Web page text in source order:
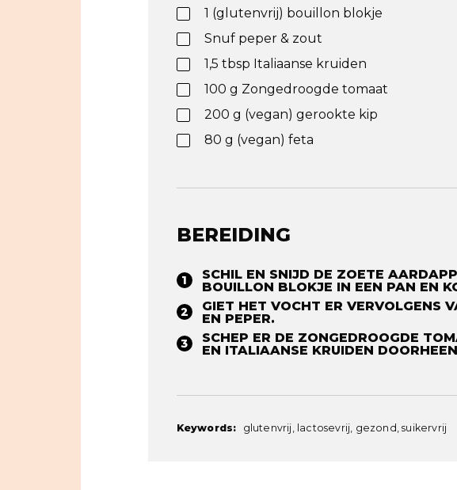
1 (glutenvrij) bouillon blokje
Snuf peper & zout
1,5 tbsp Italiaanse kruiden
100 g Zongedroogde tomaat
200 g (vegan) gerookte kip
80 g (vegan) feta
BEREIDING
SCHIL EN SNIJD DE ZOETE
BOUILLON BLOKJE IN EEN PAN EN
GIET HET VOCHT ER VERVOLGENS
EN PEPER. ⁠
SCHEP ER DE ZONGEDROOGDE
EN ITALIAANSE KRUIDEN
Keywords: glutenvrij, lactosevrij, gezond, suikervrij